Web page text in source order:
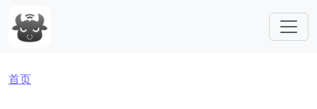
面包屑
首页